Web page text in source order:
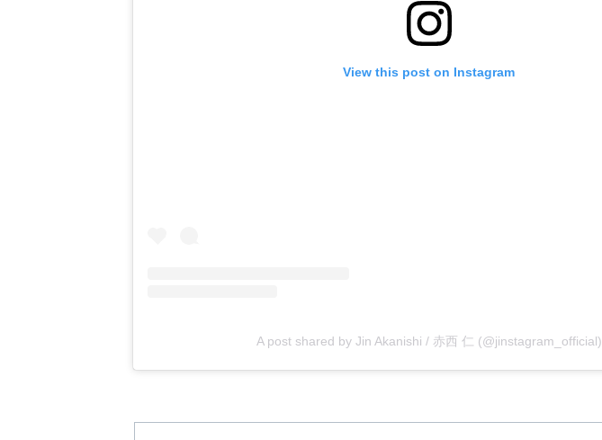
View this post on Instagram
A post shared by Jin Akanishi / 赤西 仁 (@jinstagram_official)